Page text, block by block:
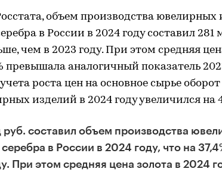
объем производства ювелирных
в России в 2024 году составил 281
чем в 2023 году. При этом средняя
превышала аналогичный показатель
роста цен на основное сырье
изделий в 2024 году увеличился на
руб. составил объем производства
серебра в России в 2024 году, что на
При этом средняя цена золота в 2024